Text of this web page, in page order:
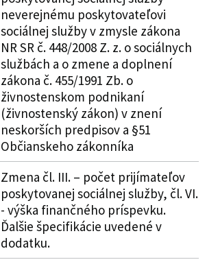
neverejnému poskytovateľovi
sociálnej služby v zmysle zákona
NR SR č. 448/2008 Z. z. o sociálnych
službách a o zmene a doplnení
zákona č. 455/1991 Zb. o
živnostenskom podnikaní
(živnostenský zákon) v znení
neskorších predpisov a §51
Občianskeho zákonníka
Zmena čl. III. – počet prijímateľov
poskytovanej sociálnej služby, čl. VI.
- výška finančného príspevku.
Ďalšie špecifikácie uvedené v
dodatku.